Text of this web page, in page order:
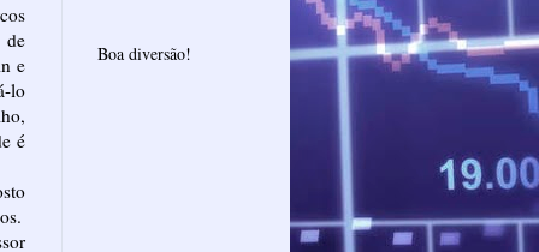
e
lo
é
Boa diversão!